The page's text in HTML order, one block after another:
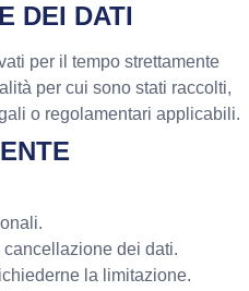
DEI DATI
per il tempo strettamente
per cui sono stati raccolti,
o regolamentari applicabili.
dei dati.
la limitazione.